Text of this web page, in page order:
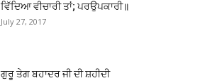
ਵਿੱਦਿਆ ਵੀਚਾਰੀ ਤਾਂ; ਪਰਉਪਕਾਰੀ॥
July 27, 2017
ਗੁਰੂ ਤੇਗ ਬਹਾਦਰ ਜੀ ਦੀ ਸ਼ਹੀਦੀ